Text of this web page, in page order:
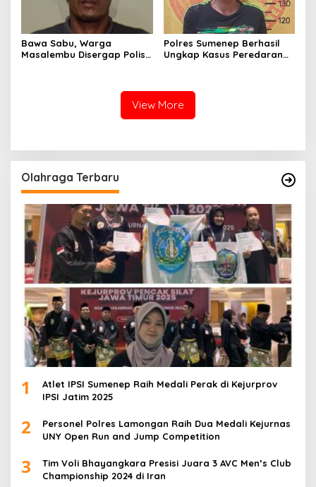
Bawa Sabu, Warga
Masalembu Disergap Polisi,
Polres Sumenep Berhasil
Ungkap Kasus Peredaran
Diamankan
View More
Olahraga Terbaru
1
Atlet IPSI Sumenep Raih Medali Perak di Kejurprov
IPSI Jatim 2025
2
Personel Polres Lamongan Raih Dua Medali Kejurnas
UNY Open Run and Jump Competition
3
Tim Voli Bhayangkara Presisi Juara 3 AVC Men’s Club
Championship 2024 di Iran